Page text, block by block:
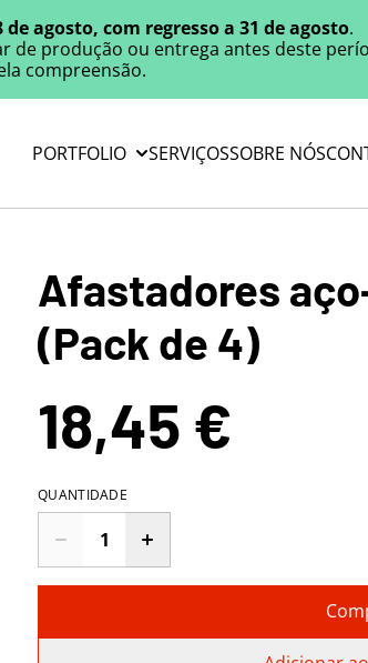
de agosto, com regresso a 31 de agosto.
de produção ou entrega antes deste
compreensão.
PORTFOLIO SERVIÇOSSOBRE NÓS
Afastadores
(Pack de 4)
18,45 €
QUANTIDADE